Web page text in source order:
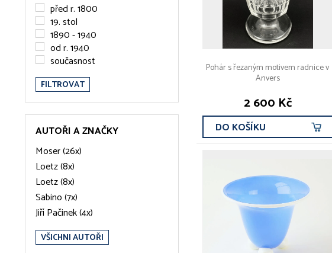
před r. 1800
19. stol
1890 - 1940
od r. 1940
současnost
FILTROVAT
AUTOŘI A ZNAČKY
Moser (26x)
Loetz (8x)
Loetz (8x)
Sabino (7x)
Jiří Pačinek (4x)
VŠICHNI AUTOŘI
Pohár s řezaným motivem radnice v
Anvers
2 600 Kč
DO KOŠÍKU